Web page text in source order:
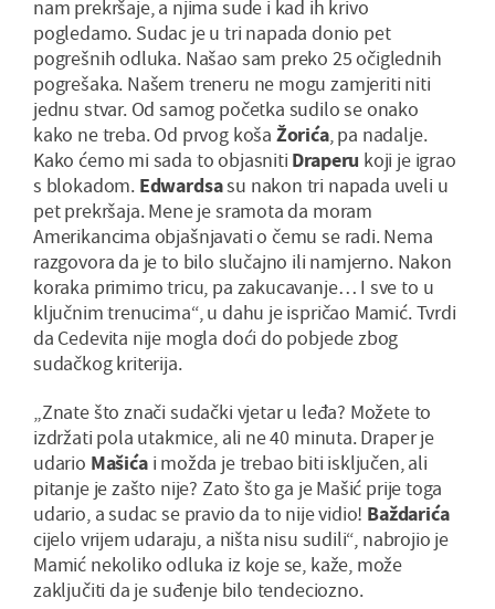
nam prekršaje, a njima sude i kad ih krivo
pogledamo. Sudac je u tri napada donio pet
pogrešnih odluka. Našao sam preko 25 očiglednih
pogrešaka. Našem treneru ne mogu zamjeriti niti
jednu stvar. Od samog početka sudilo se onako
kako ne treba. Od prvog koša Žorića, pa nadalje.
Kako ćemo mi sada to objasniti Draperu koji je igrao
s blokadom. Edwardsasu nakon tri napada uveli u
pet prekršaja. Mene je sramota da moram
Amerikancima objašnjavati o čemu se radi. Nema
razgovora da je to bilo slučajno ili namjerno. Nakon
koraka primimo tricu, pa zakucavanje… I sve to u
ključnim trenucima“, u dahu je ispričao Mamić. Tvrdi
da Cedevita nije mogla doći do pobjede zbog
sudačkog kriterija.
„Znate što znači sudački vjetar u leđa? Možete to
izdržati pola utakmice, ali ne 40 minuta. Draper je
udario Mašića i možda je trebao biti isključen, ali
pitanje je zašto nije? Zato što ga je Mašić prije toga
udario, a sudac se pravio da to nije vidio! Baždarića
cijelo vrijem udaraju, a ništa nisu sudili“, nabrojio je
Mamić nekoliko odluka iz koje se, kaže, može
zaključiti da je suđenje bilo tendeciozno.